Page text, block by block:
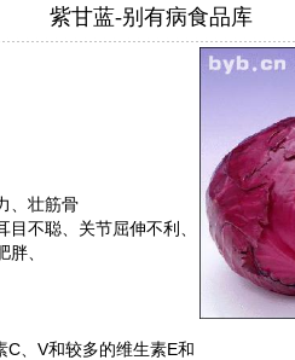
紫甘蓝-别有病食品库
、壮筋骨
不聪、关节屈伸不利、
、
C、V和较多的维生素E和